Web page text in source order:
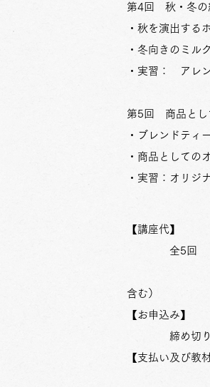
第4回 秋
・秋を演出する
・冬向きのミル
・実習： アレ
第5 回 商品
・ブレンドティ
・商品としての
・実習：オリジ
【講座代】
全5回 受
（茶葉
含む）
【お申込み】
締め切りま
【支払い及び教材